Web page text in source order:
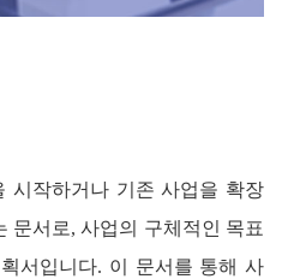
시작하거나 기존 사업을 확장
문서로, 사업의 구체적인 목표
서입니다. 이 문서를 통해 사